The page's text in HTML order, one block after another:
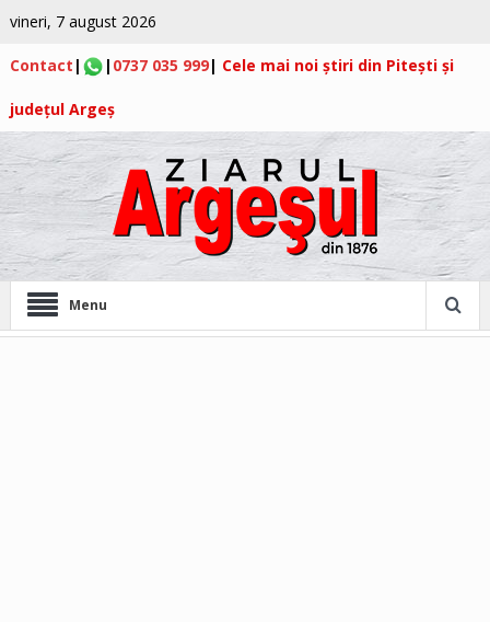
vineri, 7 august 2026
Contact | | 0737 035 999| Cele mai noi știri din Pitești și
județul Argeș
Menu